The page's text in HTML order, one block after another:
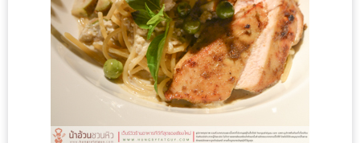
กั๋น
บน
INSTAGRAM
รวม